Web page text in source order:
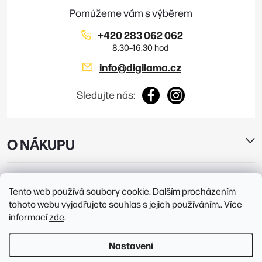
Tento web používá soubory cookie. Dalším procházením
tohoto webu vyjadřujete souhlas s jejich používáním.. Více
informacízde.
Nastavení
O NÁKUPU
PRODEJNY
info@digilama.cz
+420 283 062 062
Sledujte nás: